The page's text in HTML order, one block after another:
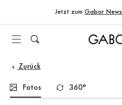
Zum Inhaltsverzeichnis
Zur Hauptnavigation
Jetzt zum Gabor
Zurück
Fotos 360°